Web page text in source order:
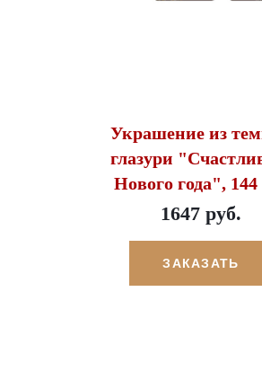
Украшение из
глазури
Нового года",
1647 руб.
ЗАКАЗАТЬ